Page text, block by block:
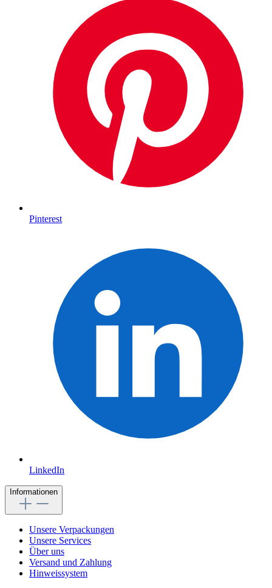
Pinterest
LinkedIn
Informationen
Unsere Verpackungen
Unsere Services
Über uns
Versand und Zahlung
Hinweissystem